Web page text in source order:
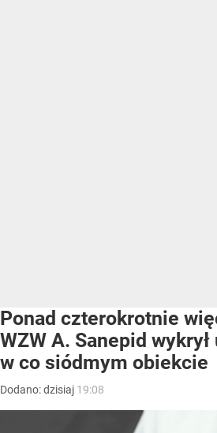
Ponad czterokrotnie
WZW A. Sanepid
w co siódmym obiekcie
Dodano:dzisiaj 19:08